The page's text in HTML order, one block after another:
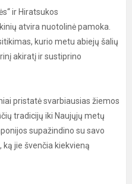
ir Hiratsukos
atvira nuotolinė pamoka.
kurio metu abiejų šalių
akiratį ir sustiprino
pristatė svarbiausias žiemos
tradicijų iki Naujųjų metų
supažindino su savo
jie švenčia kiekvieną